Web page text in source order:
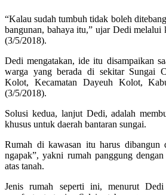
“Kalau sudah tumbuh tidak boleh
bangunan, bahaya itu,” ujar Dedi melalui
(3/5/2018).
Dedi mengatakan, ide itu disampaikan
warga yang berada di sekitar Sungai
Kolot, Kecamatan Dayeuh Kolot,
(3/5/2018).
Solusi kedua, lanjut Dedi, adalah
khusus untuk daerah bantaran sungai.
Rumah di kawasan itu harus dibangun
ngapak”, yakni rumah panggung
atas tanah.
Jenis rumah seperti ini, menurut